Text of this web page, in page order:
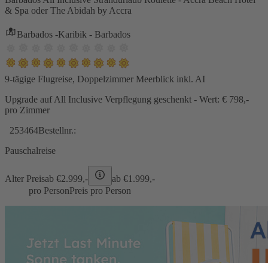
& Spa oder The Abidah by Accra
Barbados -Karibik - Barbados
9-tägige Flugreise, Doppelzimmer Meerblick inkl. AI
Upgrade auf All Inclusive Verpflegung geschenkt - Wert: € 798,-
pro Zimmer
253464Bestellnr.:
Pauschalreise
Alter Preisab €2.999,- ab €1.999,-
pro PersonPreis pro Person